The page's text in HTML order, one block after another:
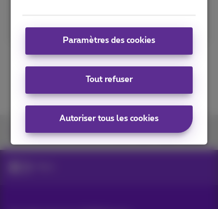
Paramètres des cookies
Tout refuser
Autoriser tous les cookies
Retrouvez-nous sur